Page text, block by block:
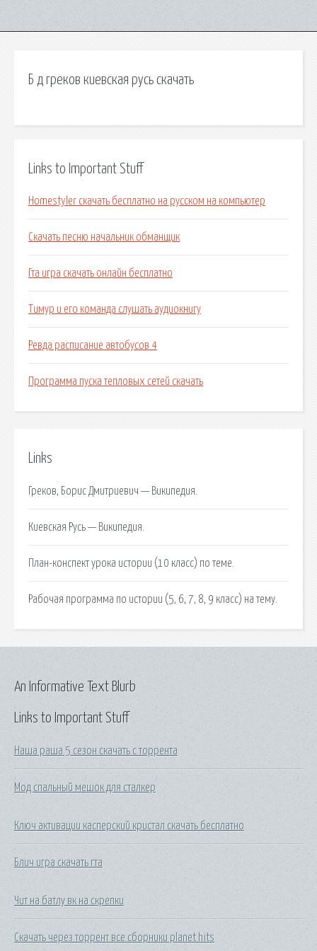
Б д греков киевская русь скачать
Links to Important Stuff
Homestyler скачать бесплатно на русском на компьютер
Скачать песню начальник обманщик
Гта игра скачать онлайн бесплатно
Тимур и его команда слушать аудиокнигу
Ревда расписание автобусов 4
Программа пуска тепловых сетей скачать
Links
Греков, Борис Дмитриевич — Википедия.
Киевская Русь — Википедия.
План-конспект урока истории (10 класс) по теме.
Рабочая программа по истории (5, 6, 7, 8, 9 класс) на тему.
Links to Important Stuff
Наша раша 5 сезон скачать с торрента
Мод спальный мешок для сталкер
Ключ активации касперский кристал скачать бесплатно
Блич игра скачать гта
Чит на батлу вк на скрепки
Скачать через торрент все сборники planet hits
An Informative Text Blurb